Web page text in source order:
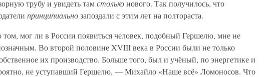
трубу и увидеть тамстольконового. Так получилось, что
принципиальнозапоздали с этим лет на полтораста.
том, мог ли в России появиться человек, подобный Гершелю, мне не
Во второй половине XVIII века в России были не только
их производство. Больше того, был и учёный, по энергетике и
не уступавший Гершелю, — Михайло «Наше всё» Ломоносов. Что